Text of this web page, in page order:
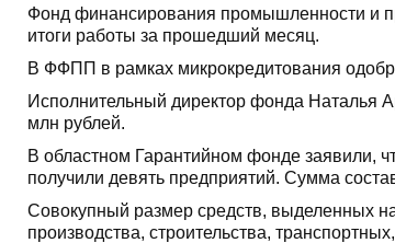
Фонд финансирования промышленности и
итоги работы за прошедший месяц.
В ФФПП в рамках микрокредитования
Исполнительный директор фонда Наталья
млн рублей.
В областном Гарантийном фонде заявили,
получили девять предприятий. Сумма
Совокупный размер средств, выделенных
производства, строительства,